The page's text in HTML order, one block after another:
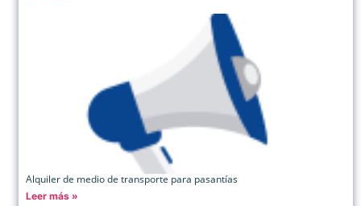
Alquiler de medio de transporte para pasantías
Leer más »